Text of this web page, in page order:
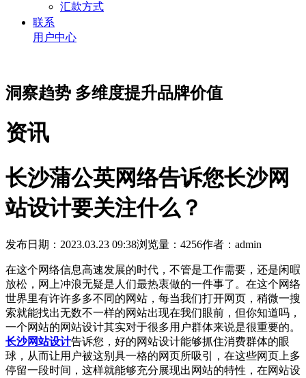
汇款方式
联系
用户中心
洞察趋势 多维度提升品牌价值
资讯
长沙蒲公英网络告诉您长沙网
站设计要关注什么？
发布日期：2023.03.23 09:38浏览量：4256作者：admin
在这个网络信息高速发展的时代，不管是工作需要，还是闲暇
放松，网上冲浪无疑是人们最热衷做的一件事了。在这个网络
世界里有许许多多不同的网站，每当我们打开网页，稍微一搜
索就能找出无数不一样的网站出现在我们眼前，但你知道吗，
一个网站的网站设计其实对于很多用户群体来说是很重要的。
长沙网站设计告诉您，好的网站设计能够抓住消费群体的眼
球，从而让用户被这别具一格的网页所吸引，在这些网页上多
停留一段时间，这样就能够充分展现出网站的特性，在网站设